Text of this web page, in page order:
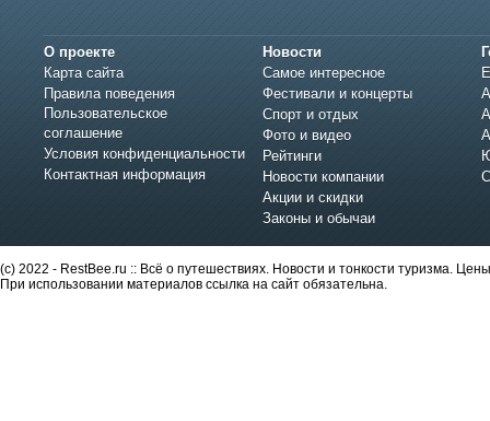
О проекте
Карта сайта
Правила поведения
Пользовательское
соглашение
Условия конфиденциальности
Контактная информация
Новости
Самое интересное
Фестивали и концерты
Спорт и отдых
Фото и видео
Рейтинги
Новости компании
Акции и скидки
Законы и обычаи
(c) 2022 - RestBee.ru :: Всё о путешествиях. Новости и тонкости туризма.
При использовании материалов ссылка на сайт обязательна.